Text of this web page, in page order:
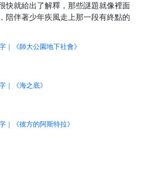
快就給出了解釋，那些謎題就像裡面
陪伴著少年疾風走上那一段有終點的
｜《師大公園地下社會》
｜《海之底》
｜《彼方的阿斯特拉》